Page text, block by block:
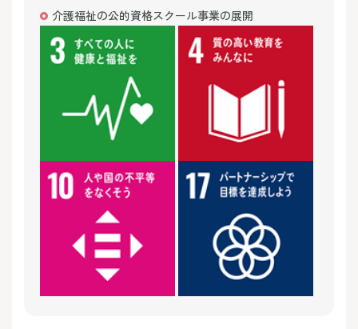
介護福祉の公的資格スクール事業の展開